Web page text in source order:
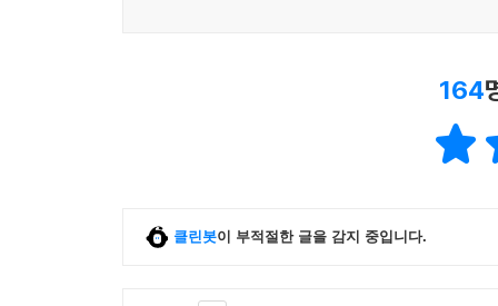
164
클린봇이 부적절한 글을 감지 중입니다.